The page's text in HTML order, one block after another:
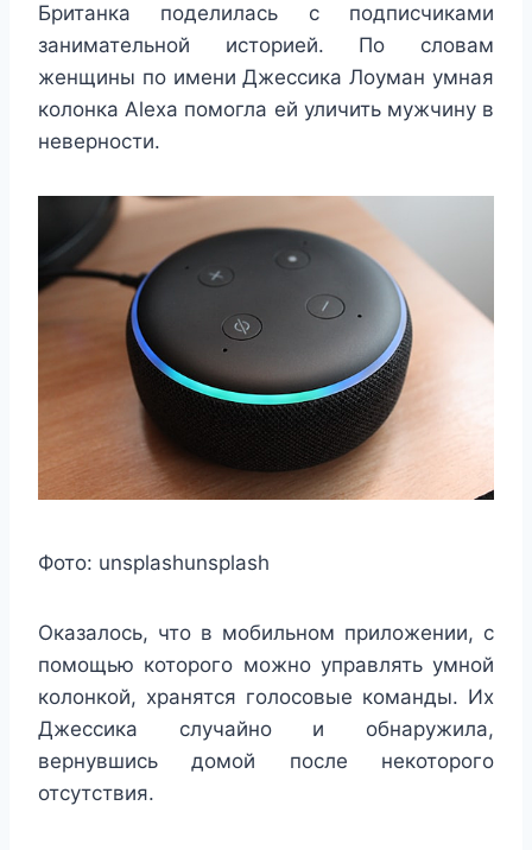
Британка поделилась с подписчиками
занимательной историей. По словам
женщины по имени Джессика Лоуман умная
колонка Alexa помогла ей уличить мужчину в
неверности.
Фото: unsplashunsplash
Оказалось, что в мобильном приложении, с
помощью которого можно управлять умной
колонкой, хранятся голосовые команды. Их
Джессика случайно и обнаружила,
вернувшись домой после некоторого
отсутствия.